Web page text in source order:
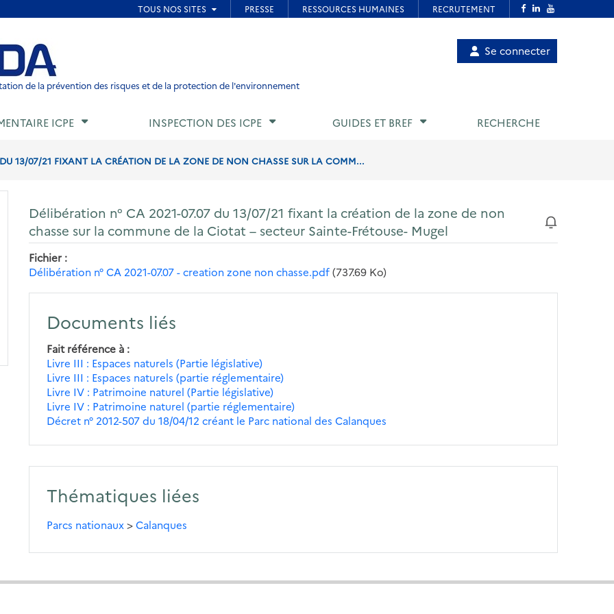
de page
de la prévention des risques et de la protection de l'environnement
Menu
utilisateur
Se connecter
ICPE INSPECTION DES ICPE GUIDES ET BREF RECHERCHE
13/07/21 FIXANT LA CRÉATION DE LA ZONE DE NON CHASSE SUR LA COMM...
Délibération n° CA 2021-07.07 du 13/07/21 fixant la création de la zone de non
chasse sur la commune de la Ciotat – secteur Sainte-Frétouse- Mugel
Fichier
Délibération n° CA 2021-07.07 - creation zone non chasse.pdf (737.69 Ko)
Documents liés
Fait référence à
Livre III : Espaces naturels (Partie législative)
Livre III : Espaces naturels (partie réglementaire)
Livre IV : Patrimoine naturel (Partie législative)
Livre IV : Patrimoine naturel (partie réglementaire)
Décret n° 2012-507 du 18/04/12 créant le Parc national des Calanques
Thématiques liées
Parcs nationaux>Calanques